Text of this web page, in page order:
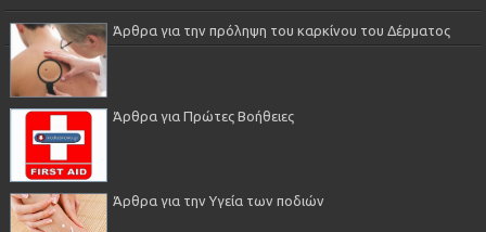
Άρθρα για την πρόληψη του καρκίνου του Δέρματος
Άρθρα για Πρώτες Βοήθειες
Άρθρα για την Υγεία των ποδιών